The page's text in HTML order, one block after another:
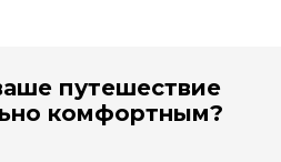
путешествие
комфортным?